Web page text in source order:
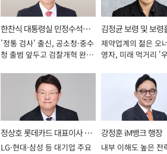
한찬식 대통령실 민정수석비
서관
'정통 검사' 출신, 공소청·중수
청 출범 앞두고 검찰개혁 완수
김정균 보령 및 보령
표이사 사장
제약업계의 젊은 오
영자, 미래 먹거리 '
정상호 롯데카드 대표이사 사
장
LG·현대·삼성 등 대기업 주요
강정훈 iM뱅크 행장
내부 이해도 높은 전